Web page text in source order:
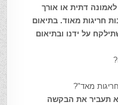
דתית או אורך
חריגות מאוד. בתיאום
על ידנו ובתיאום
מאד"?
תעביר את הבקשה